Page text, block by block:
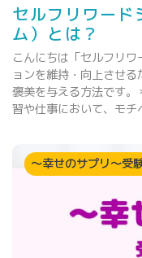
セルフリワード
ム）とは？
こんにちは「セルフリ
ョンを維持・向上させ
褒美を与える方法です
習や仕事において、モ
～幸せのサプリ～受